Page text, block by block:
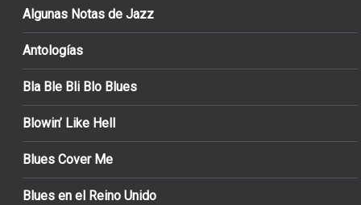
Algunas Notas de Jazz
Antologías
Bla Ble Bli Blo Blues
Blowin’ Like Hell
Blues Cover Me
Blues en el Reino Unido